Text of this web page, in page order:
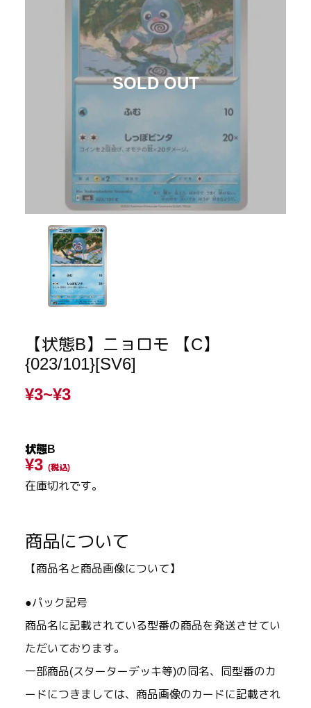
【状態B】ニョロモ 【C】
{023/101}[SV6]
¥3~¥3
状態B
¥3 (税込)
在庫切れです。
商品について
【商品名と商品画像について】
●パック記号
商品名に記載されている型番の商品を発送させてい
ただいております。
一部商品(スターターデッキ等)の同名、同型番のカ
ードにつきましては、商品画像のカードに記載され